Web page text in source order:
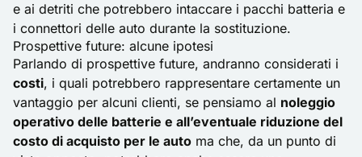
e ai detriti che potrebbero intaccare i pacchi batteria e
i connettori delle auto durante la sostituzione.
Prospettive future: alcune ipotesi
Parlando di prospettive future, andranno considerati i
costi, i quali potrebbero rappresentare certamente un
vantaggio per alcuni clienti, se pensiamo al noleggio
operativo delle batterie e all’eventuale riduzione del
costo di acquisto per le auto ma che, da un punto di